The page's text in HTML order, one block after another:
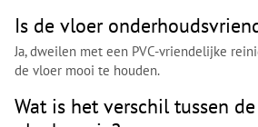
Is de vloer
Ja, dweilen met een PVC-vriendelijke
de vloer mooi te houden.
Wat is het verschil tussen